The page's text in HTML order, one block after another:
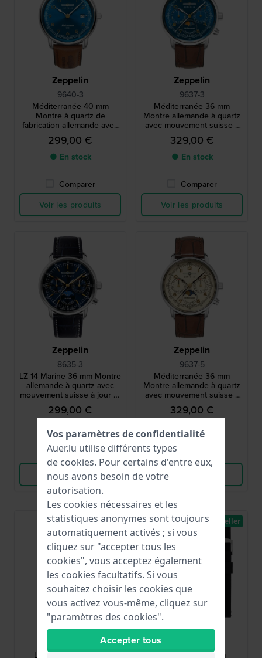
Zeppelin
9640-3
Méditerranée 40 mm
Montre à quartz de
fabrication allemande avec
mouvement suisse ETA
299,00 €
● En stock
Comparer
Voir les produits
Zeppelin
9637-3
Méditerranée 36 mm
Montre allemande à quartz
avec mouvement suisse à
jour et phase de lune
329,00 €
● En stock
Comparer
Voir les produits
Zeppelin
8635-3
LZ 14 Marine 36 mm Montre
allemande à quartz avec
mouvement suisse à jour et
phase de lune
299,00 €
Comparer
Voir les produits
Zeppelin
9637-5
Méditerranée 36 mm
Montre allemande à quartz
avec mouvement suisse à
jour et phase de lune
329,00 €
Voir les produits
Zeppelin
LZ 14 Marine 42 mm
Zeppelin
Eurofighter 43 mm
Best-seller
Vos paramètres de confidentialité
Auer.lu utilise différents types
de cookies. Pour certains d'entre eux,
nous avons besoin de votre
autorisation.
Les cookies nécessaires et les
statistiques anonymes sont toujours
automatiquement activés ; si vous
cliquez sur "accepter tous les
cookies", vous acceptez également
les cookies facultatifs. Si vous
souhaitez choisir les cookies que
vous activez vous-même, cliquez sur
"paramètres des cookies".
Accepter tous